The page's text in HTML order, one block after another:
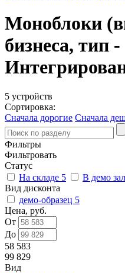
Моноблоки
бизнеса, тип -
5 устройств
Сортировка:
Сначала дорогие Сначала
Фильтры
Фильтровать
Статус
На складе 5 В демо
Вид дисконта
демо-образец 5
Цена, руб.
От
До
58 583
99 829
Вид